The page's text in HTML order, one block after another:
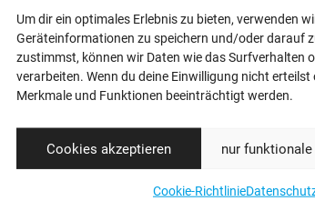
Um dir ein optimales Erlebnis zu bieten, verwenden
Geräteinformationen zu speichern und/oder darauf
zustimmst, können wir Daten wie das Surfverhalten
verarbeiten. Wenn du deine Einwilligung nicht
Merkmale und Funktionen beeinträchtigt werden.
Cookies akzeptieren nur
Cookie-Richtlinie
Schwarz am Zug.
https://bgov.de/